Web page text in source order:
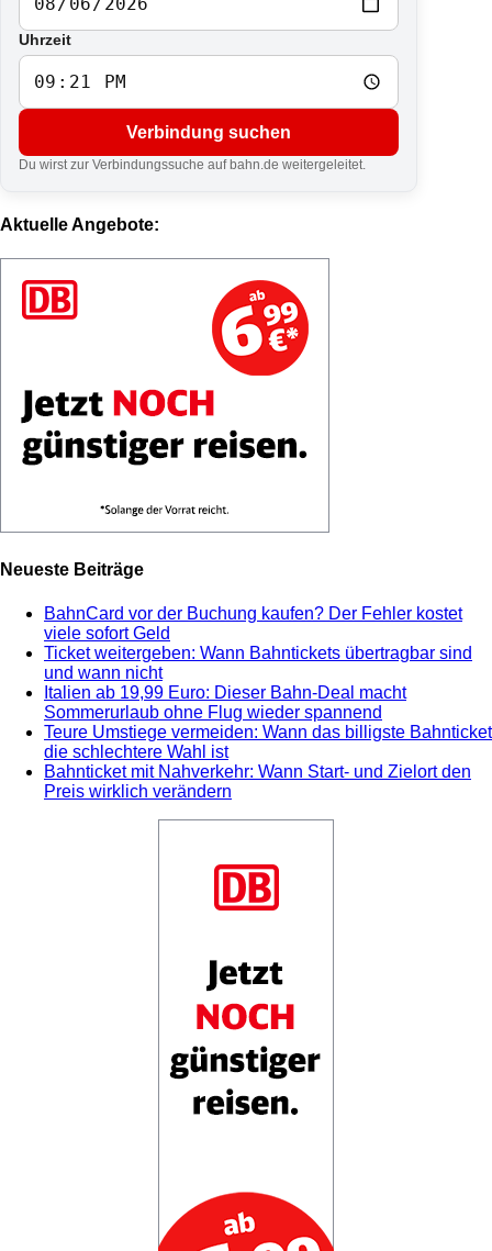
Uhrzeit
Verbindung suchen
Du wirst zur Verbindungssuche auf bahn.de weitergeleitet.
Aktuelle Angebote:
Neueste Beiträge
BahnCard vor der Buchung kaufen? Der Fehler kostet
viele sofort Geld
Ticket weitergeben: Wann Bahntickets übertragbar sind
und wann nicht
Italien ab 19,99 Euro: Dieser Bahn-Deal macht
Sommerurlaub ohne Flug wieder spannend
Teure Umstiege vermeiden: Wann das billigste Bahnticket
die schlechtere Wahl ist
Bahnticket mit Nahverkehr: Wann Start- und Zielort den
Preis wirklich verändern